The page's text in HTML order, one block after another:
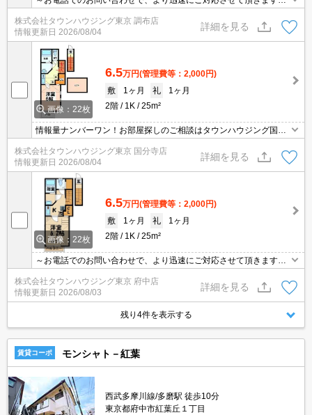
株式会社タウンハウジング東京 調布店
情報更新日 2026/08/04
詳細を見る
画像：22枚
6.5万円(管理費等：2,000円)
敷
1ヶ月 礼
1ヶ月
2階
1K 25m²
情報量ナンバーワン！お部屋探しのご相談はタウンハウジング国分
株式会社タウンハウジング東京 国分寺店
情報更新日 2026/08/04
詳細を見る
画像：22枚
6.5万円(管理費等：2,000円)
敷
1ヶ月 礼
1ヶ月
2階
1K 25m²
～お電話でのお問い合わせで、より迅速にご対応させて頂きます～
株式会社タウンハウジング東京 府中店
情報更新日 2026/08/03
詳細を見る
残り4件を表示する
賃貸コーポ モンシャト－紅葉
西武多摩川線/多磨駅 徒歩10分
東京都府中市紅葉丘１丁目